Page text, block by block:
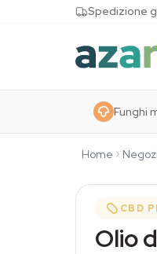
Skip to contentSpedizione
Funghi
Home
CBD
Olio